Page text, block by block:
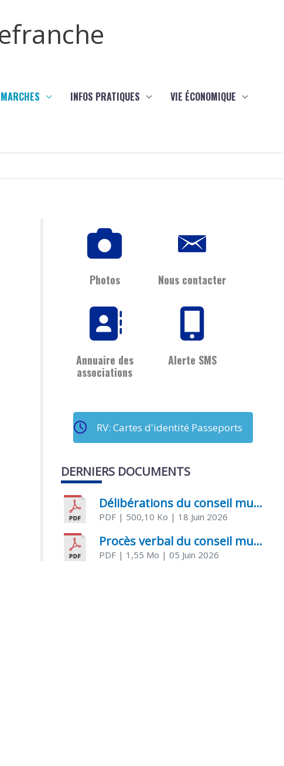
INFOS PRATIQUES VIE ÉCONOMIQUE
Photos Nous contacter
Annuaire des
associations
Alerte SMS
RV: Cartes d'identité Passeports
DERNIERS DOCUMENTS
Délibérations du conseil municipal du 18 juin 2026
PDF | 500,10 Ko | 18 Juin 2026
Procès verbal du conseil municipal du 05 juin 2026
PDF | 1,55 Mo | 05 Juin 2026